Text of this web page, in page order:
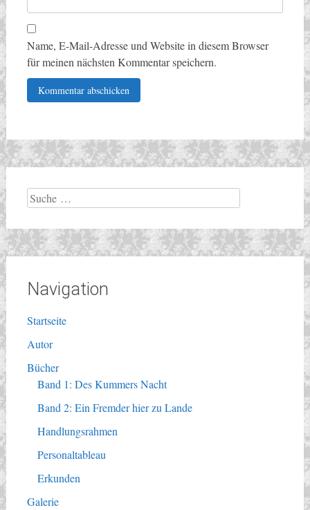
Name, E-Mail-Adresse und Website in diesem Browser
für meinen nächsten Kommentar speichern.
Suche
nach:
Navigation
Startseite
Autor
Bücher
Band 1: Des Kummers Nacht
Band 2: Ein Fremder hier zu Lande
Handlungsrahmen
Personaltableau
Erkunden
Galerie